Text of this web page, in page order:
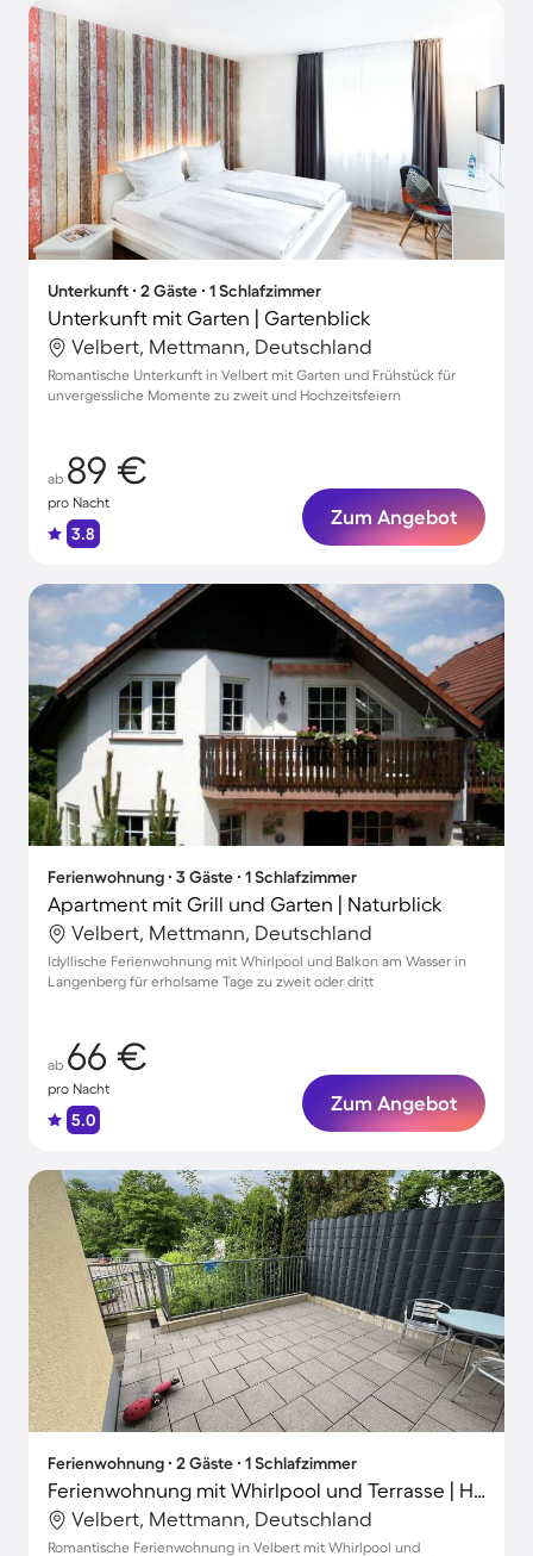
Unterkunft ∙ 2 Gäste ∙ 1 Schlafzimmer
Unterkunft mit Garten | Gartenblick
Velbert, Mettmann, Deutschland
Romantische Unterkunft in Velbert mit Garten und Frühstück für
unvergessliche Momente zu zweit und Hochzeitsfeiern
ab 89 €
pro Nacht
3.8
Zum Angebot
Ferienwohnung ∙ 3 Gäste ∙ 1 Schlafzimmer
Apartment mit Grill und Garten | Naturblick
Velbert, Mettmann, Deutschland
Idyllische Ferienwohnung mit Whirlpool und Balkon am Wasser in
Langenberg für erholsame Tage zu zweit oder dritt
ab 66 €
pro Nacht
5.0
Zum Angebot
Ferienwohnung ∙ 2 Gäste ∙ 1 Schlafzimmer
Ferienwohnung mit Whirlpool und Terrasse | Haustiere sind willkommen
Velbert, Mettmann, Deutschland
Romantische Ferienwohnung in Velbert mit Whirlpool und